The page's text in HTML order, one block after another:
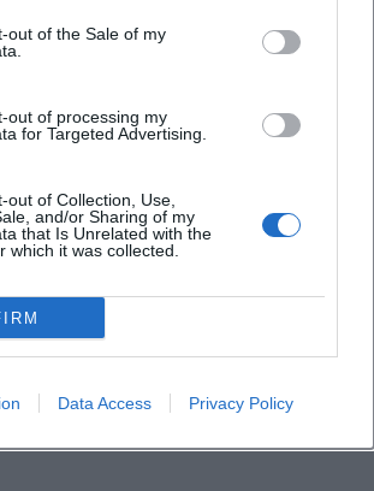
out of the Sale of my
out of processing my
for Targeted Advertising.
out of Collection, Use,
and/or Sharing of my
that Is Unrelated with the
which it was collected.
Data Access Privacy Policy